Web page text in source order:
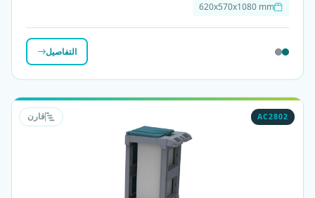
620x570x1080 mm
التفاصيل
AC2802 قارن